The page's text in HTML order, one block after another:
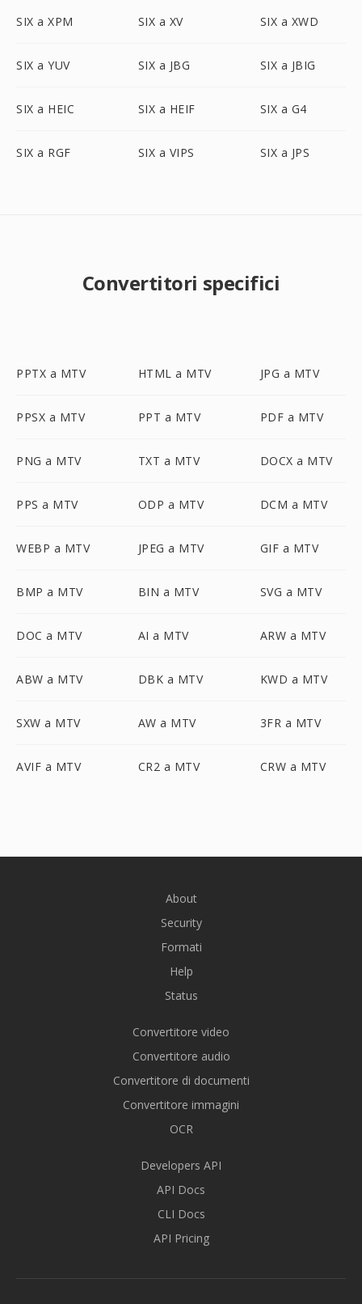
SIX a XPM SIX a XV SIX a XWD
SIX a YUV SIX a JBG SIX a JBIG
SIX a HEIC SIX a HEIF SIX a G4
SIX a RGF SIX a VIPS SIX a JPS
Convertitori specifici
PPTX a MTV HTML a MTV JPG a MTV
PPSX a MTV PPT a MTV PDF a MTV
PNG a MTV TXT a MTV DOCX a MTV
PPS a MTV ODP a MTV DCM a MTV
WEBP a MTV JPEG a MTV GIF a MTV
BMP a MTV BIN a MTV SVG a MTV
DOC a MTV AI a MTV ARW a MTV
ABW a MTV DBK a MTV KWD a MTV
SXW a MTV AW a MTV 3FR a MTV
AVIF a MTV CR2 a MTV CRW a MTV
About
Security
Formati
Help
Status
Convertitore video
Convertitore audio
Convertitore di documenti
Convertitore immagini
OCR
Developers API
API Docs
CLI Docs
API Pricing